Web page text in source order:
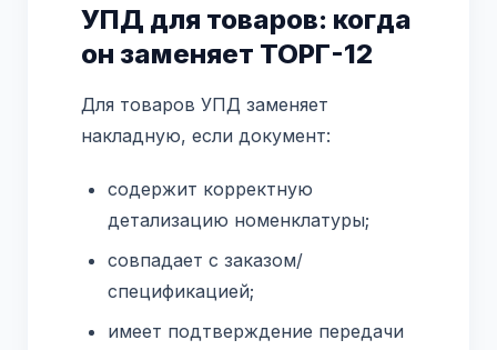
УПД для товаров: когда
он заменяет ТОРГ-12
Для товаров УПД заменяет
накладную, если документ:
содержит корректную
детализацию номенклатуры;
совпадает с заказом/
спецификацией;
имеет подтверждение передачи